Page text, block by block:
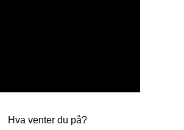
Hva venter du på?